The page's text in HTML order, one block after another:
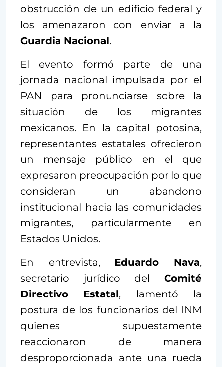
obstrucción de un edificio federal y
los amenazaron con enviar a la
Guardia Nacional.
El evento formó parte de una
jornada nacional impulsada por el
PAN para pronunciarse sobre la
situación de los migrantes
mexicanos. En la capital potosina,
representantes estatales ofrecieron
un mensaje público en el que
expresaron preocupación por lo que
consideran un abandono
institucional hacia las comunidades
migrantes, particularmente en
Estados Unidos.
En entrevista, Eduardo Nava,
secretario jurídico del Comité
Directivo
Estatal, lamentó la
postura de los funcionarios del INM
quienes supuestamente
reaccionaron de manera
desproporcionada ante una rueda